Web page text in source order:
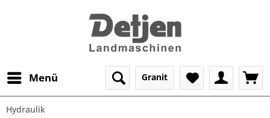
Menü Granit
Hydraulik